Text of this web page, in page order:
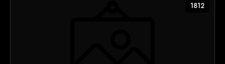
1812